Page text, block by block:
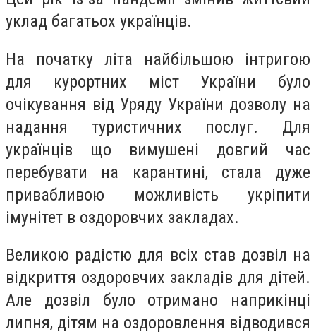
уклад багатьох українців.
На початку літа найбільшою інтригою
для курортних міст України було
очікування від Уряду України дозволу на
надання туристичних послуг. Для
українців що вимушені довгий час
перебувати на карантині, стала дуже
привабливою можливість укріпити
імунітет в оздоровчих закладах.
Великою радістю для всіх став дозвіл на
відкриття оздоровчих закладів для дітей.
Але дозвіл було отримано наприкінці
липня, дітям на оздоровлення відводився